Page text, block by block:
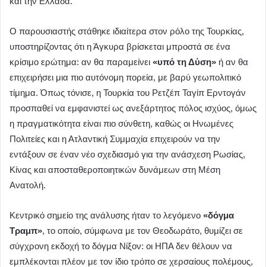
Ο παρουσιαστής στάθηκε ιδιαίτερα στον ρόλο της Τουρκίας,
υποστηρίζοντας ότι η Άγκυρα βρίσκεται μπροστά σε ένα
κρίσιμο ερώτημα: αν θα παραμείνει «υπό τη Δύση» ή αν θα
επιχειρήσει μια πιο αυτόνομη πορεία, με βαρύ γεωπολιτικό
τίμημα. Όπως τόνισε, η Τουρκία του Ρετζέπ Ταγίπ Ερντογάν
προσπαθεί να εμφανιστεί ως ανεξάρτητος πόλος ισχύος, όμως
η πραγματικότητα είναι πιο σύνθετη, καθώς οι Ηνωμένες
Πολιτείες και η Ατλαντική Συμμαχία επιχειρούν να την
εντάξουν σε έναν νέο σχεδιασμό για την ανάσχεση Ρωσίας,
Κίνας και αποσταθεροποιητικών δυνάμεων στη Μέση
Ανατολή.
Κεντρικό σημείο της ανάλυσης ήταν το λεγόμενο «δόγμα
Τραμπ», το οποίο, σύμφωνα με τον Θεοδωράτο, θυμίζει σε
σύγχρονη εκδοχή το δόγμα Νίξον: οι ΗΠΑ δεν θέλουν να
εμπλέκονται πλέον με τον ίδιο τρόπο σε χερσαίους πολέμους,